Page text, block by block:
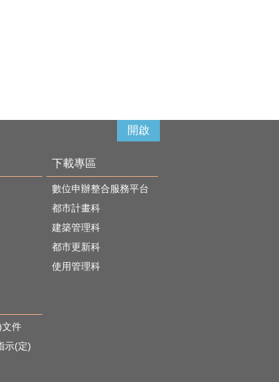
開啟
下載專區
數位申辦整合服務平台
都市計畫科
建築管理科
都市更新科
使用管理科
件
示(定)